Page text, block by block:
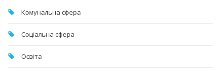
Комунальна cфера
Соціальна сфера
Освіта